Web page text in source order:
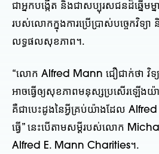
ជាអ្នកបង្កើត និងជាសប្បុរសជនដ៏ឆ្នើម
របស់លោកក្នុងការប្រើប្រាស់បច្ចេកវិទ្យា
លទ្ធផលសុខភាព។.
“លោក Alfred Mann ជឿជាក់ថា វិទ្យា
អាចធ្វើឲ្យសុខភាពមនុស្សប្រសើរឡើងយ៉
គឺជាបេះដូងនៃអ្វីគ្រប់យ៉ាងដែល
ធ្វើ” នេះបើតាមសម្ដីរបស់លោក
Alfred E. Mann Charities។.